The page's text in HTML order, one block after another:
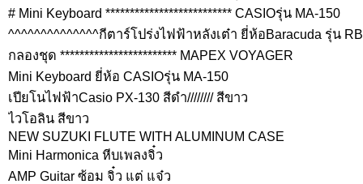
# Mini Keyboard ************************** CASIOรุ่น MA-150
^^^^^^^^^^^^^^กีตาร์โปร่งไฟฟ้าหลังเต๋า ยี่ห้อBaracuda รุ่น
กลองชุด ************************ MAPEX VOYAGER
Mini Keyboard ยี่ห้อ CASIOรุ่น MA-150
เปียโนไฟฟ้าCasio PX-130 สีดำ//////// สีขาว
ไวโอลิน สีขาว
NEW SUZUKI FLUTE WITH ALUMINUM CASE
Mini Harmonica หีบเพลงจิ๋ว
AMP Guitar ซ้อม จิ๋ว แต่ แจ๋ว